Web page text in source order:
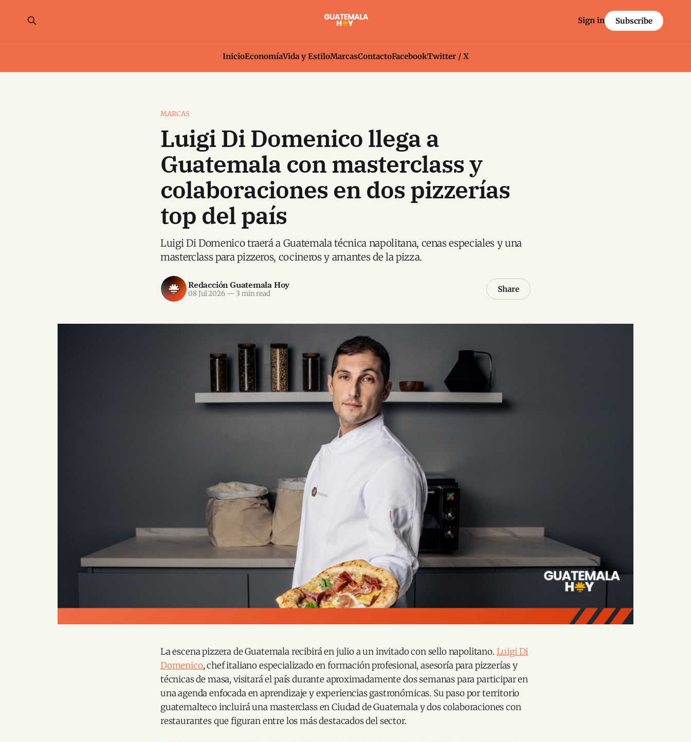
InicioEconomíaVida y EstiloMarcasContactoFacebookTwitter / X
Sign in Subscribe
MARCAS
Luigi Di Domenico llega a
Guatemala con masterclass y
colaboraciones en dos pizzerías
top del país
Luigi Di Domenico traerá a Guatemala técnica napolitana, cenas especiales y una
masterclass para pizzeros, cocineros y amantes de la pizza.
Redacción Guatemala Hoy
08 Jul 2026 — 3 min read Share
La escena pizzera de Guatemala recibirá en julio a un invitado con sello napolitano. Luigi Di
Domenico, chef italiano especializado en formación profesional, asesoría para pizzerías y
técnicas de masa, visitará el país durante aproximadamente dos semanas para participar en
una agenda enfocada en aprendizaje y experiencias gastronómicas. Su paso por territorio
guatemalteco incluirá una masterclass en Ciudad de Guatemala y dos colaboraciones con
restaurantes que figuran entre los más destacados del sector.